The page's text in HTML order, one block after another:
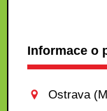
Informace o
Ostrava